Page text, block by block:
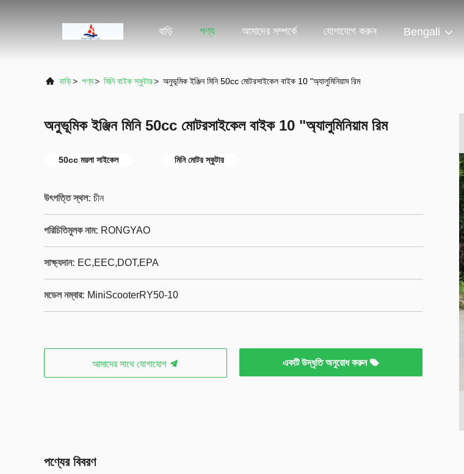
বাড়ি পণ্য আমাদের সম্পর্কে যোগাযোগ করুন Bengali
বাড়ি> পণ্য> মিনি বাইক স্কুটার> অনুভূমিক ইঞ্জিন মিনি 50cc মোটরসাইকেল বাইক 10 "অ্যালুমিনিয়াম রিম
অনুভূমিক ইঞ্জিন মিনি 50cc মোটরসাইকেল বাইক 10 "অ্যালুমিনিয়াম রিম
50cc ময়লা সাইকেল মিনি মোটর স্কুটার
উৎপত্তি স্থল: চীন
পরিচিতিমুলক নাম: RONGYAO
সাক্ষ্যদান: EC,EEC,DOT,EPA
মডেল নম্বার: MiniScooterRY50-10
আমাদের সাথে যোগাযোগ একটি উদ্ধৃতি অনুরোধ করুন
পণ্যের বিবরণ